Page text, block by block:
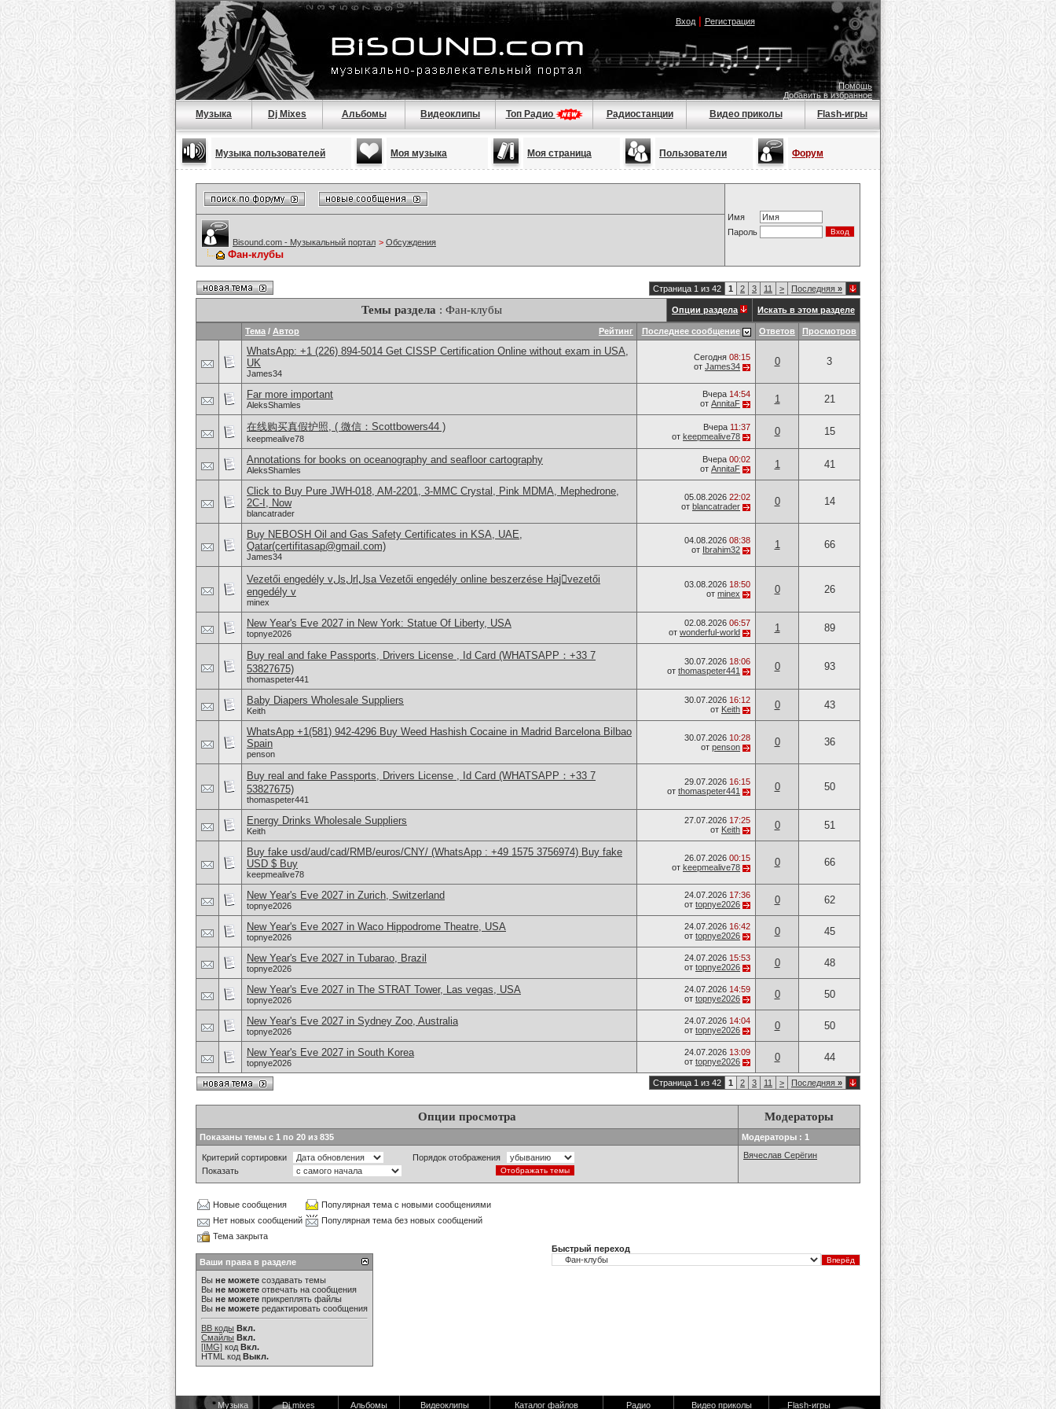
Вход| Регистрация
Помощь
Добавить в избранное
Музыка Dj Mixes Альбомы Видеоклипы Топ Радио Радиостанции Видео приколы Flash-игры
Музыка пользователей Моя музыка Моя страница Пользователи Форум
Имя
Пароль
Bisound.com - Музыкальный портал > Обсуждения
Фан-клубы
Страница 1 из 42 1 2 3 11 > Последняя »
Темы раздела : Фан-клубы Опции раздела Искать в этом разделе
Рейтинг
Тема / Автор Последнее сообщение Ответов Просмотров
WhatsApp: +1 (226) 894-5014​ Get CISSP Certification Online without exam in USA,
UK
James34
Сегодня 08:15
от James34 0 3
Far more important
AleksShamles
Вчера 14:54
от AnnitaF 1 21
在线购买真假护照, ( 微信：Scottbowers44 )
keepmealive78
Вчера 11:37
от keepmealive78 0 15
Annotations for books on oceanography and seafloor cartography
AleksShamles
Вчера 00:02
от AnnitaF 1 41
Click to Buy Pure JWH-018, AM-2201, 3-MMC Crystal, Pink MDMA, Mephedrone,
2C-I, Now
blancatrader
05.08.2026 22:02
от blancatrader 0 14
Buy NEBOSH Oil and Gas Safety Certificates in KSA, UAE,
Qatar(certifitasap@gmail.com)
James34
04.08.2026 08:38
от Ibrahim32 1 66
Vezetői engedély vلsلrlلsa Vezetői engedély online beszerzése Hajَvezetői
engedély v
minex
03.08.2026 18:50
от minex 0 26
New Year's Eve 2027 in New York: Statue Of Liberty, USA
topnye2026
02.08.2026 06:57
от wonderful-world 1 89
Buy real and fake Passports, Drivers License , Id Card (WHATSAPP：+33 7
53827675)
thomaspeter441
30.07.2026 18:06
от thomaspeter441 0 93
Baby Diapers Wholesale Suppliers
Keith
30.07.2026 16:12
от Keith 0 43
WhatsApp +1(581) 942-4296 Buy Weed Hashish Cocaine in Madrid Barcelona Bilbao
Spain
penson
30.07.2026 10:28
от penson 0 36
Buy real and fake Passports, Drivers License , Id Card (WHATSAPP：+33 7
53827675)
thomaspeter441
29.07.2026 16:15
от thomaspeter441 0 50
Energy Drinks Wholesale Suppliers
Keith
27.07.2026 17:25
от Keith 0 51
Buy fake usd/aud/cad/RMB/euros/CNY/ (WhatsApp : +49 1575 3756974) Buy fake
USD $ Buy
keepmealive78
26.07.2026 00:15
от keepmealive78 0 66
New Year's Eve 2027 in Zurich, Switzerland
topnye2026
24.07.2026 17:36
от topnye2026 0 62
New Year's Eve 2027 in Waco Hippodrome Theatre, USA
topnye2026
24.07.2026 16:42
от topnye2026 0 45
New Year's Eve 2027 in Tubarao, Brazil
topnye2026
24.07.2026 15:53
от topnye2026 0 48
New Year's Eve 2027 in The STRAT Tower, Las vegas, USA
topnye2026
24.07.2026 14:59
от topnye2026 0 50
New Year's Eve 2027 in Sydney Zoo, Australia
topnye2026
24.07.2026 14:04
от topnye2026 0 50
New Year's Eve 2027 in South Korea
topnye2026
24.07.2026 13:09
от topnye2026 0 44
Страница 1 из 42 1 2 3 11 > Последняя »
Опции просмотра Модераторы
Показаны темы с 1 по 20 из 835 Модераторы : 1
Критерий сортировки
Порядок отображения
Показать
Вячеслав Серёгин
Новые сообщения
Популярная тема с новыми сообщениями
Нет новых сообщений
Популярная тема без новых сообщений
Тема закрыта
Ваши права в разделе
Вы не можете создавать темы
Вы не можете отвечать на сообщения
Вы не можете прикреплять файлы
Вы не можете редактировать сообщения
BB коды Вкл.
Смайлы Вкл.
[IMG] код Вкл.
HTML код Выкл.
Быстрый переход
Музыка Dj mixes Альбомы Видеоклипы Каталог файлов Радио Видео приколы Flash-игры